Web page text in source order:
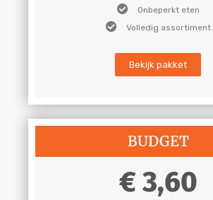
Onbeperkt eten
Volledig assortiment
Bekijk pakket
BUDGET
3,60